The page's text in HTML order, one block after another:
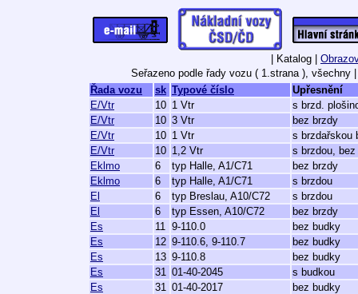
| Katalog |
Seřazeno podle řady vozu ( 1.strana ), všechny
Řada vozu
sk Typové číslo
Upřesnění
E/Vtr
10 1 Vtr
s brzd.
E/Vtr
10 3 Vtr
bez brzdy
E/Vtr
10 1 Vtr
s brzdařskou
E/Vtr
10 1,2 Vtr
s brzdou,
Eklmo
6 typ Halle, A1/C71
bez brzdy
Eklmo
6 typ Halle, A1/C71
s brzdou
El
6 typ Breslau, A10/C72
s brzdou
El
6 typ Essen, A10/C72
bez brzdy
Es
11 9-110.0
bez budky
Es
12 9-110.6, 9-110.7
bez budky
Es
13 9-110.8
bez budky
Es
31 01-40-2045
s budkou
Es
31 01-40-2017
bez budky